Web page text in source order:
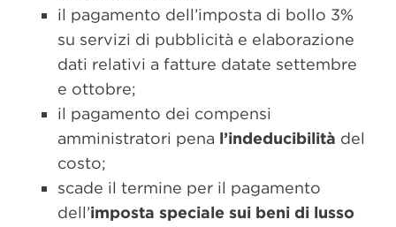
il pagamento dell’imposta di bollo 3%
su servizi di pubblicità e elaborazione
dati relativi a fatture datate settembre
e ottobre;
il pagamento dei compensi
amministratori pena l’indeducibilità del
costo;
scade il termine per il pagamento
dell’imposta speciale sui beni di lusso